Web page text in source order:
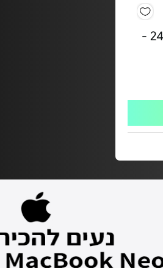
מסך מחשב גיימינג "24.5 -